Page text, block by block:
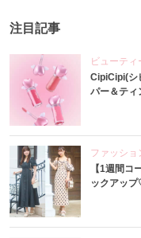
注目記事
ビューティ
CipiCipi(シ
パー＆テ
ファッショ
【1週間コ
ックアッ